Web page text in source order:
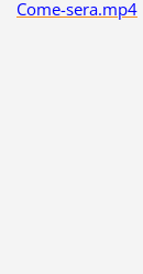
Come-sera.mp4